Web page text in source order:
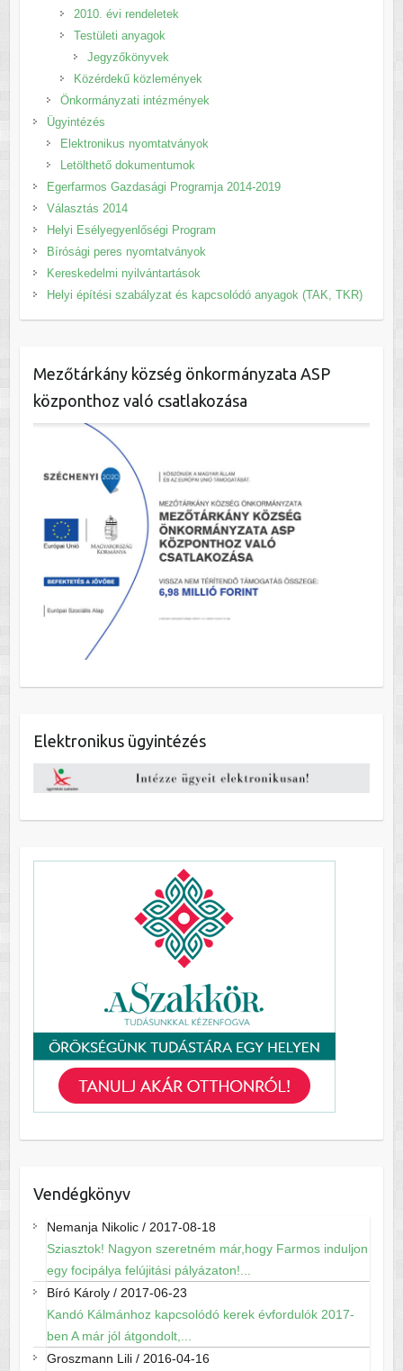
2010. évi rendeletek
Testületi anyagok
Jegyzőkönyvek
Közérdekű közlemények
Önkormányzati intézmények
Ügyintézés
Elektronikus nyomtatványok
Letölthető dokumentumok
Egerfarmos Gazdasági Programja 2014-2019
Választás 2014
Helyi Esélyegyenlőségi Program
Bírósági peres nyomtatványok
Kereskedelmi nyilvántartások
Helyi építési szabályzat és kapcsolódó anyagok (TAK, TKR)
Mezőtárkány község önkormányzata ASP
központhoz való csatlakozása
Elektronikus ügyintézés
Vendégkönyv
Nemanja Nikolic/ 2017-08-18
Sziasztok! Nagyon szeretném már,hogy Farmos induljon
egy focipálya felújitási pályázaton!...
Bíró Károly/ 2017-06-23
Kandó Kálmánhoz kapcsolódó kerek évfordulók 2017-
ben A már jól átgondolt,...
Groszmann Lili/ 2016-04-16